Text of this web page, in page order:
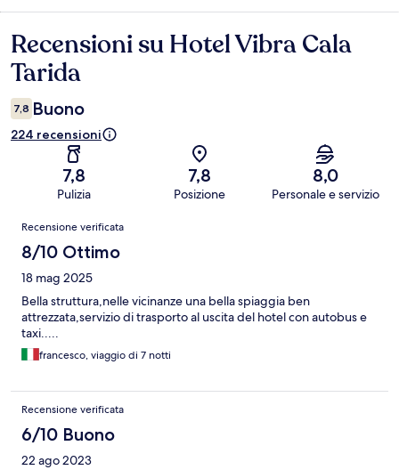
Recensioni
Recensioni su Hotel Vibra Cala
Tarida
7,8 Buono
224 recensioni
7,8
Pulizia
7,8
Posizione
8,0
Personale e servizio
Recensioni
Recensione verificata
8/10 Ottimo
18 mag 2025
Bella struttura,nelle vicinanze una bella spiaggia ben
attrezzata,servizio di trasporto al uscita del hotel con autobus e
taxi.....
francesco, viaggio di 7 notti
Recensione verificata
6/10 Buono
22 ago 2023